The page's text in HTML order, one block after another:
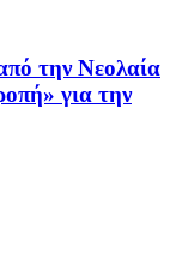
την Νεολαία
για την